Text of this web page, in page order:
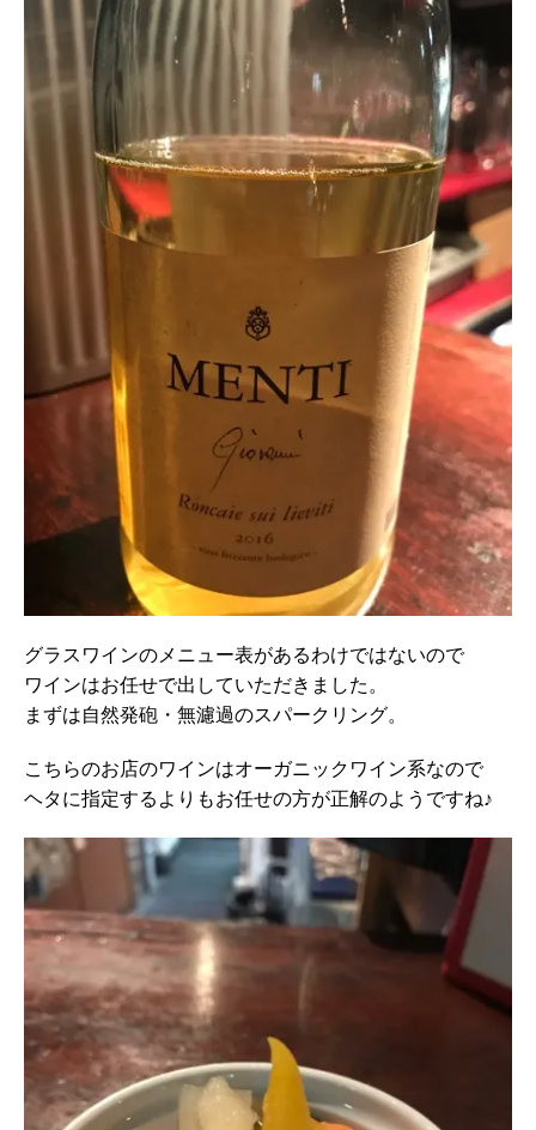
グラスワインのメニュー表があるわけではないので
ワインはお任せで出していただきました。
まずは自然発砲・無濾過のスパークリング。
こちらのお店のワインはオーガニックワイン系なので
ヘタに指定するよりもお任せの方が正解のようですね♪